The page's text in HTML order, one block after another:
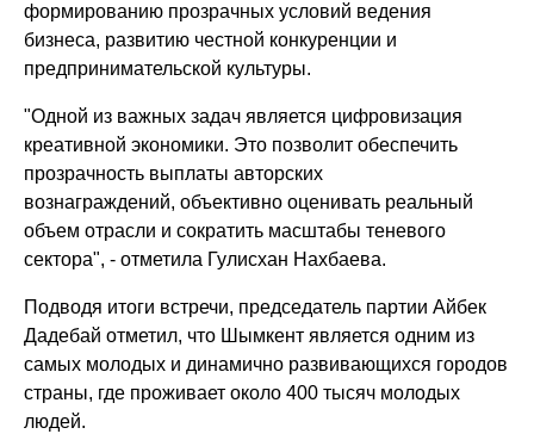
формированию прозрачных условий ведения
бизнеса, развитию честной конкуренции и
предпринимательской культуры.
"Одной из важных задач является цифровизация
креативной экономики. Это позволит обеспечить
прозрачность выплаты авторских
вознаграждений, объективно оценивать реальный
объем отрасли и сократить масштабы теневого
сектора", - отметила Гулисхан Нахбаева.
Подводя итоги встречи, председатель партии Айбек
Дадебай отметил, что Шымкент является одним из
самых молодых и динамично развивающихся городов
страны, где проживает около 400 тысяч молодых
людей.